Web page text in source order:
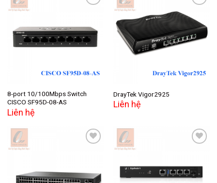
Add to
wishlist
8-port 10/100Mbps Switch
CISCO SF95D-08-AS
Liên hệ
Add to
wishlist
DrayTek Vigor2925
Liên hệ
wishlist
Add to
wishlist